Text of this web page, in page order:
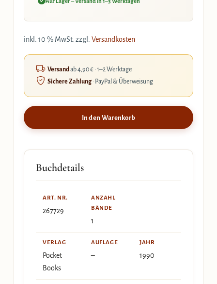
inkl. 10 % MwSt. zzgl. Versandkosten
Versandab 4,90 € · 1–2 Werktage
Sichere Zahlung· PayPal & Überweisung
In den Warenkorb
Buchdetails
ART. NR.
267729
ANZAHL
BÄNDE
1
VERLAG
Pocket
Books
AUFLAGE
–
JAHR
1990